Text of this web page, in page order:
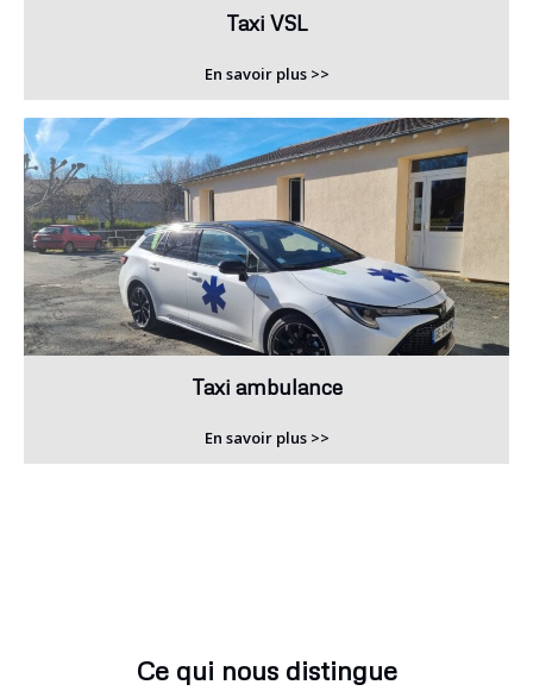
Taxi VSL
En savoir plus >>
Taxi ambulance
En savoir plus >>
Ce qui nous distingue